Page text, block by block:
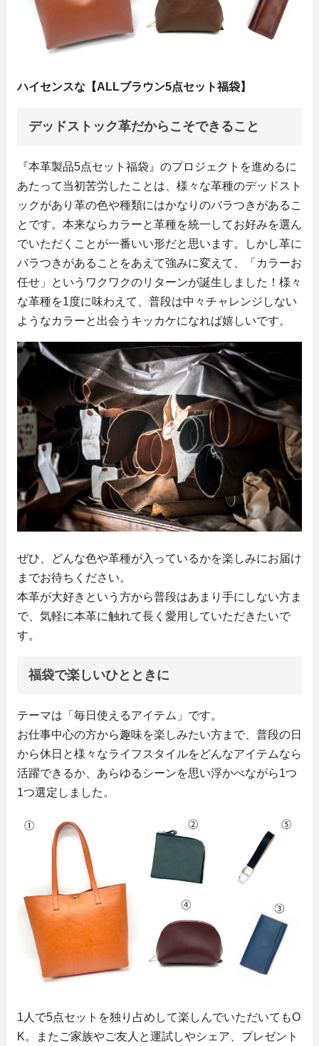
ハイセンスな【ALLブラウン5点セット福袋】
デッドストック革だからこそできること
『本革製品5点セット福袋』のプロジェクトを進めるに
あたって当初苦労したことは、様々な革種のデッドスト
ックがあり革の色や種類にはかなりのバラつきがあるこ
とです。本来ならカラーと革種を統一してお好みを選ん
でいただくことが一番いい形だと思います。しかし革に
バラつきがあることをあえて強みに変えて、「カラーお
任せ」というワクワクのリターンが誕生しました！様々
な革種を1度に味わえて、普段は中々チャレンジしない
ようなカラーと出会うキッカケになれば嬉しいです。
ぜひ、どんな色や革種が入っているかを楽しみにお届け
までお待ちください。
本革が大好きという方から普段はあまり手にしない方ま
で、気軽に本革に触れて長く愛用していただきたいで
す。
福袋で楽しいひとときに
テーマは「毎日使えるアイテム」です。
お仕事中心の方から趣味を楽しみたい方まで、普段の日
から休日と様々なライフスタイルをどんなアイテムなら
活躍できるか、あらゆるシーンを思い浮かべながら1つ
1つ選定しました。
1人で5点セットを独り占めして楽しんでいただいてもO
K。またご家族やご友人と運試しやシェア、プレゼント